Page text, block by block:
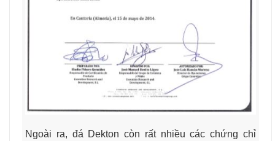
Ngoài ra, đá Dekton còn rất nhiều các chứng chỉ